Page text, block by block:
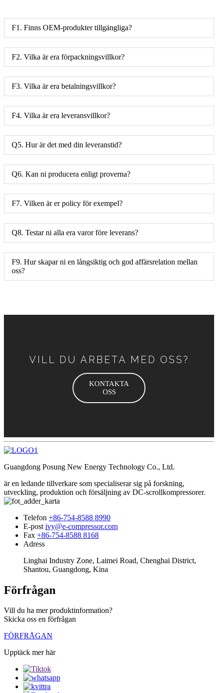
F1. Finns OEM-produkter tillgängliga?
F2. Vilka är era förpackningsvillkor?
F3. Vilka är era betalningsvillkor?
F4. Vilka är era leveransvillkor?
Q5. Hur är det med din leveranstid?
Q6. Kan ni producera enligt proverna?
F7. Vilken är er policy för exempel?
Q8. Testar ni alla era varor före leverans?
F9. Hur skapar ni en långsiktig och god affärsrelation mellan
oss?
VILL DU ARBETA MED OSS?
KONTAKTA
OSS
Guangdong Posung New Energy Technology Co., Ltd.
är en ledande tillverkare som specialiserar sig på forskning,
utveckling, produktion och försäljning av DC-scrollkompressorer.
Telefon +86-754-8588 8990
E-post ivy@e-compressor.com
Fax +86-754-8588 8168
Adress
Linghai Industry Zone, Laimei Road, Chenghai District,
Shantou, Guangdong, Kina
Förfrågan
Vill du ha mer produktinformation?
Skicka oss en förfrågan
FÖRFRÅGAN
Upptäck mer här